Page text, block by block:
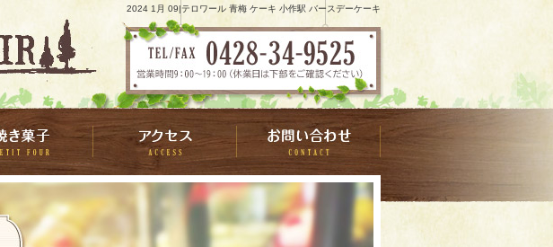
2024 1月 09|テロワール 青梅 ケーキ 小作駅 バースデーケーキ